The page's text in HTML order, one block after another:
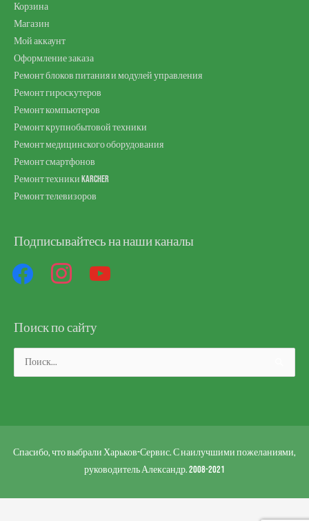
Корзина
Магазин
Мой аккаунт
Оформление заказа
Ремонт блоков питания и модулей управления
Ремонт гироскутеров
Ремонт компьютеров
Ремонт крупнобытовой техники
Ремонт медицинского оборудования
Ремонт смартфонов
Ремонт техники Karcher
Ремонт телевизоров
Подписывайтесь на наши каналы
facebook instagram youtube
Поиск по сайту
Поиск:
Спасибо, что выбрали Харьков-Сервис. С наилучшими пожеланиями,
руководитель Александр. 2008-2021